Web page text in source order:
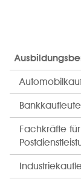
Bankkaufleute
Fachkräfte